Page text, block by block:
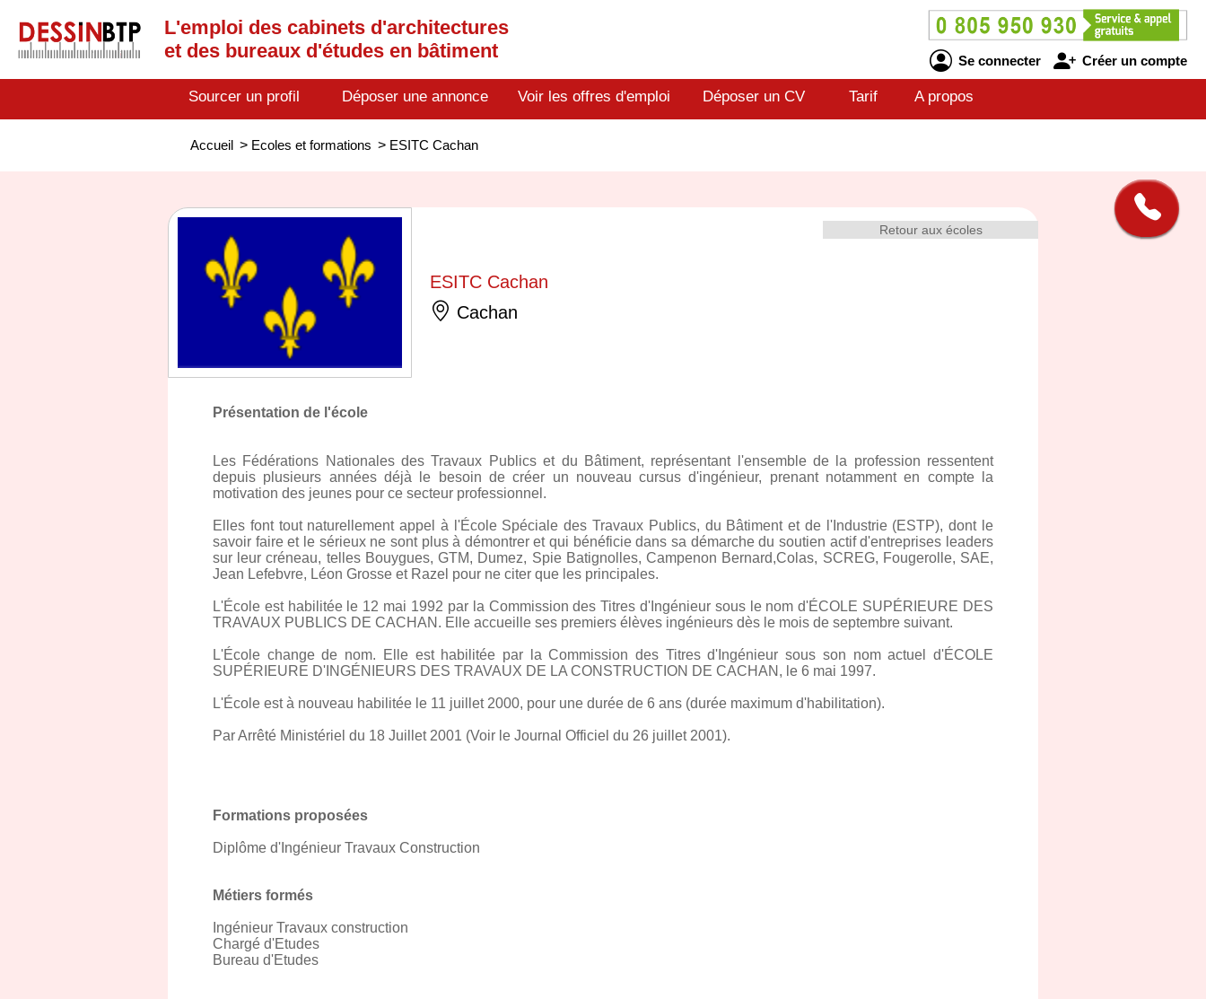
L'emploi des cabinets d'architectures
et des bureaux d'études en bâtiment
Se connecter Créer un compte
Sourcer un profil Déposer une annonce Voir les offres d'emploi Déposer un CV Tarif A propos
Accueil > Ecoles et formations > ESITC Cachan
Retour aux écoles
ESITC Cachan
Cachan
Présentation de l'école
Les Fédérations Nationales des Travaux Publics et du Bâtiment, représentant l'ensemble de la profession ressentent
depuis plusieurs années déjà le besoin de créer un nouveau cursus d'ingénieur, prenant notamment en compte la
motivation des jeunes pour ce secteur professionnel.
Elles font tout naturellement appel à l'École Spéciale des Travaux Publics, du Bâtiment et de l'Industrie (ESTP), dont le
savoir faire et le sérieux ne sont plus à démontrer et qui bénéficie dans sa démarche du soutien actif d'entreprises leaders
sur leur créneau, telles Bouygues, GTM, Dumez, Spie Batignolles, Campenon Bernard,Colas, SCREG, Fougerolle, SAE,
Jean Lefebvre, Léon Grosse et Razel pour ne citer que les principales.
L'École est habilitée le 12 mai 1992 par la Commission des Titres d'Ingénieur sous le nom d'ÉCOLE SUPÉRIEURE DES
TRAVAUX PUBLICS DE CACHAN. Elle accueille ses premiers élèves ingénieurs dès le mois de septembre suivant.
L'École change de nom. Elle est habilitée par la Commission des Titres d'Ingénieur sous son nom actuel d'ÉCOLE
SUPÉRIEURE D'INGÉNIEURS DES TRAVAUX DE LA CONSTRUCTION DE CACHAN, le 6 mai 1997.
L'École est à nouveau habilitée le 11 juillet 2000, pour une durée de 6 ans (durée maximum d'habilitation).
Par Arrêté Ministériel du 18 Juillet 2001 (Voir le Journal Officiel du 26 juillet 2001).
Formations proposées
Diplôme d'Ingénieur Travaux Construction
Métiers formés
Ingénieur Travaux construction
Chargé d'Etudes
Bureau d'Etudes